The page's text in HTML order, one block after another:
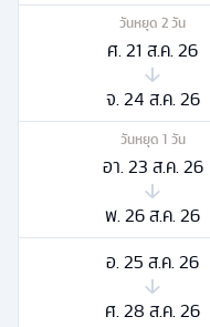
วันหยุด 2วัน
ศ. 21 ส.ค. 26
จ. 24 ส.ค. 26
วันหยุด 1 วัน
อา. 23 ส.ค. 26
พ. 26 ส.ค. 26
อ. 25 ส.ค. 26
ศ. 28 ส.ค. 26